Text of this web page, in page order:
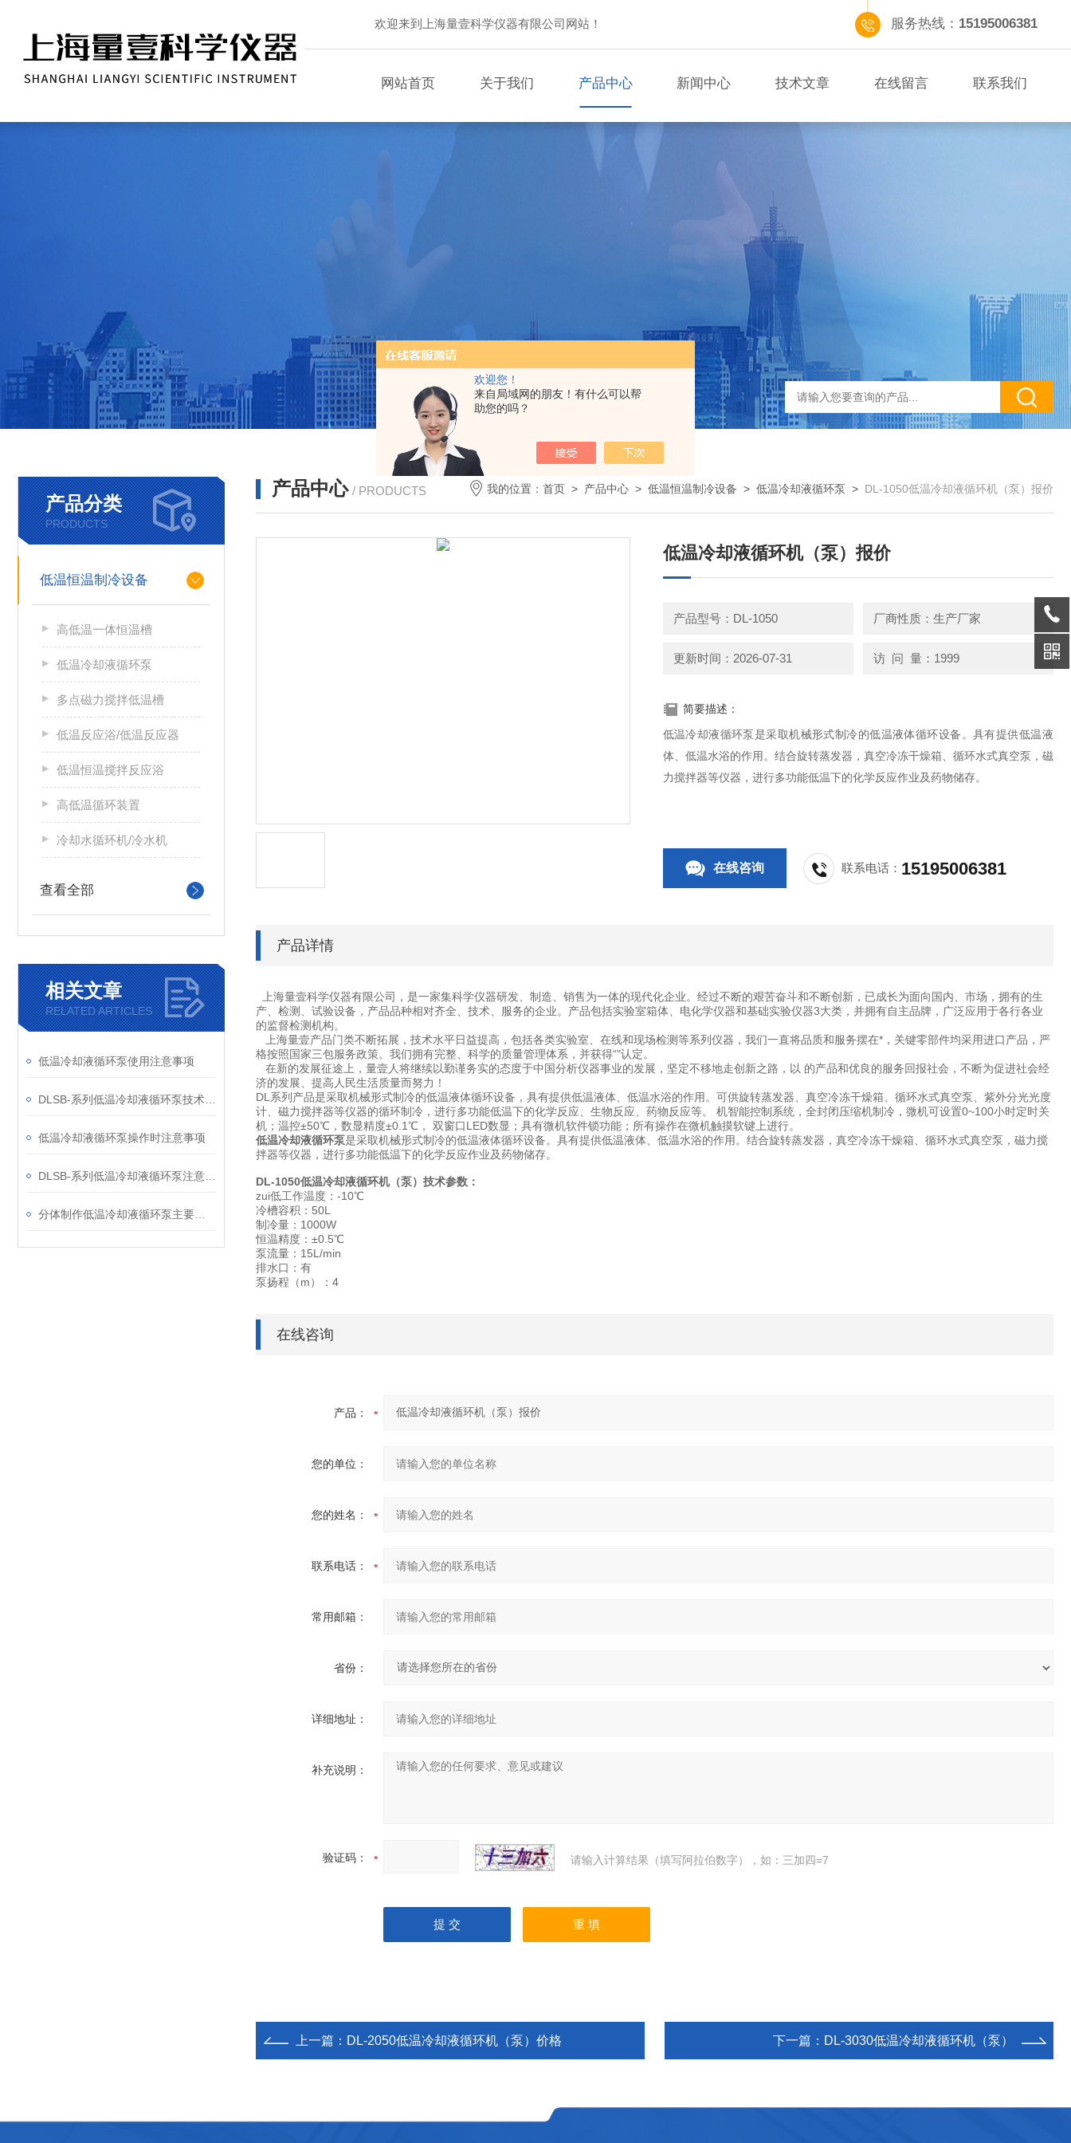
欢迎您！
来自局域网的朋友！有什么可以帮
助您的吗？
欢迎来到上海量壹科学仪器有限公司网站！ 服务热线： 15195006381
网站首页 关于我们 产品中心 新闻中心 技术文章 在线留言 联系我们
产品分类
PRODUCTS
低温恒温制冷设备
高低温一体恒温槽
低温冷却液循环泵
多点磁力搅拌低温槽
低温反应浴/低温反应器
低温恒温搅拌反应浴
高低温循环装置
冷却水循环机/冷水机
查看全部
相关文章
RELATED ARTICLES
低温冷却液循环泵使用注意事项
低温冷却液循环泵操作时注意事项
产品中心 / PRODUCTS 我的位置： 首页 > 产品中心 > 低温恒温制冷设备 > 低温冷却液循环泵 > DL-1050低温冷却液循环机（泵）报价
低温冷却液循环机（泵）报价
产品型号：DL-1050 厂商性质：生产厂家
更新时间：2026-07-31 访 问 量：1999
简要描述：
低温冷却液循环泵是采取机械形式制冷的低温液体循环设备。具有提供低温液
体、低温水浴的作用。结合旋转蒸发器，真空冷冻干燥箱、循环水式真空泵，磁
力搅拌器等仪器，进行多功能低温下的化学反应作业及药物储存。
在线咨询 联系电话： 15195006381
产品详情
上海量壹科学仪器有限公司，是一家集科学仪器研发、制造、销售为一体的现代化企业。经过不断的艰苦奋斗和不断创新，已成长为面向国内、市场，拥有的生
产、检测、试验设备，产品品种相对齐全、技术、服务的企业。产品包括实验室箱体、电化学仪器和基础实验仪器3大类，并拥有自主品牌，广泛应用于各行各业
的监督检测机构。
上海量壹产品门类不断拓展，技术水平日益提高，包括各类实验室、在线和现场检测等系列仪器，我们一直将品质和服务摆在*，关键零部件均采用进口产品，严
格按照国家三包服务政策。我们拥有完整、科学的质量管理体系，并获得“"认定。
在新的发展征途上，量壹人将继续以勤谨务实的态度于中国分析仪器事业的发展，坚定不移地走创新之路，以 的产品和优良的服务回报社会，不断为促进社会经
济的发展、提高人民生活质量而努力！
DL系列产品是采取机械形式制冷的低温液体循环设备，具有提供低温液体、低温水浴的作用。可供旋转蒸发器、真空冷冻干燥箱、循环水式真空泵、紫外分光光度
计、磁力搅拌器等仪器的循环制冷，进行多功能低温下的化学反应、生物反应、药物反应等。 机智能控制系统，全封闭压缩机制冷，微机可设置0~100小时定时关
机；温控±50℃，数显精度±0.1℃， 双窗口LED数显；具有微机软件锁功能；所有操作在微机触摸软键上进行。
低温冷却液循环泵是采取机械形式制冷的低温液体循环设备。具有提供低温液体、低温水浴的作用。结合旋转蒸发器，真空冷冻干燥箱、循环水式真空泵，磁力搅
拌器等仪器，进行多功能低温下的化学反应作业及药物储存。
DL-1050低温冷却液循环机（泵）技术参数：
zui低工作温度：-10℃
冷槽容积：50L
制冷量：1000W
恒温精度：±0.5℃
泵流量：15L/min
排水口：有
泵扬程（m）：4
在线咨询
产品：
您的单位：
您的姓名：
联系电话：
常用邮箱：
省份：
详细地址：
补充说明：
验证码： 请输入计算结果（填写阿拉伯数字），如：三加四=7
上一篇： DL-2050低温冷却液循环机（泵）价格 下一篇： DL-3030低温冷却液循环机（泵）